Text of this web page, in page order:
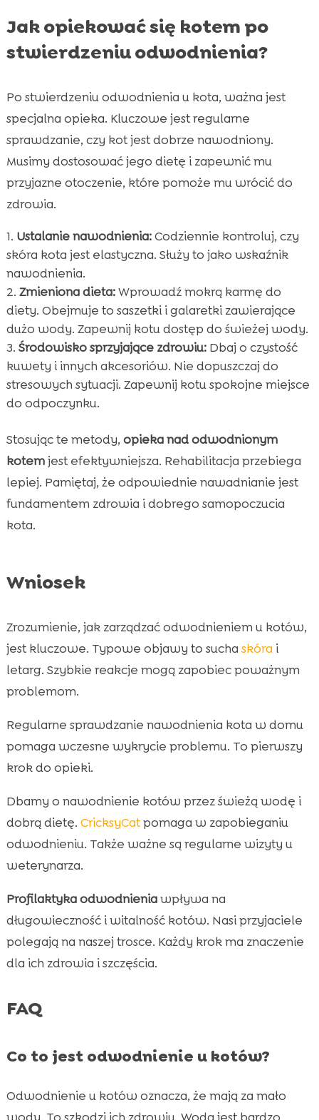
Jak opiekować się kotem po
stwierdzeniu odwodnienia?
Po stwierdzeniu odwodnienia u kota, ważna jest
specjalna opieka. Kluczowe jest regularne
sprawdzanie, czy kot jest dobrze nawodniony.
Musimy dostosować jego dietę i zapewnić mu
przyjazne otoczenie, które pomoże mu wrócić do
zdrowia.
Ustalanie nawodnienia:Codziennie kontroluj, czy
skóra kota jest elastyczna. Służy to jako wskaźnik
nawodnienia.
Zmieniona dieta:Wprowadź mokrą karmę do
diety. Obejmuje to saszetki i galaretki zawierające
dużo wody. Zapewnij kotu dostęp do świeżej wody.
Środowisko sprzyjające zdrowiu:Dbaj o czystość
kuwety i innych akcesoriów. Nie dopuszczaj do
stresowych sytuacji. Zapewnij kotu spokojne miejsce
do odpoczynku.
Stosując te metody, opieka nad odwodnionym
kotemjest efektywniejsza. Rehabilitacja przebiega
lepiej. Pamiętaj, że odpowiednie nawadnianie jest
fundamentem zdrowia i dobrego samopoczucia
kota.
Wniosek
Zrozumienie, jak zarządzać odwodnieniem u kotów,
jest kluczowe. Typowe objawy to sucha skóra i
letarg. Szybkie reakcje mogą zapobiec poważnym
problemom.
Regularne sprawdzanie nawodnienia kota w domu
pomaga wczesne wykrycie problemu. To pierwszy
krok do opieki.
Dbamy o nawodnienie kotów przez świeżą wodę i
dobrą dietę. CricksyCatpomaga w zapobieganiu
odwodnieniu. Także ważne są regularne wizyty u
weterynarza.
Profilaktyka odwodnieniawpływa na
długowieczność i witalność kotów. Nasi przyjaciele
polegają na naszej trosce. Każdy krok ma znaczenie
dla ich zdrowia i szczęścia.
FAQ
Co to jest odwodnienie u kotów?
Odwodnienie u kotów oznacza, że mają za mało